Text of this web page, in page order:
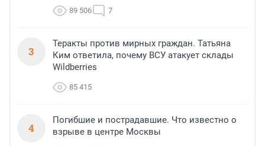
89 506 7
3
Теракты против мирных граждан. Татьяна
Ким ответила, почему ВСУ атакует склады
Wildberries
85 415
4
Погибшие и пострадавшие. Что известно о
взрыве в центре Москвы